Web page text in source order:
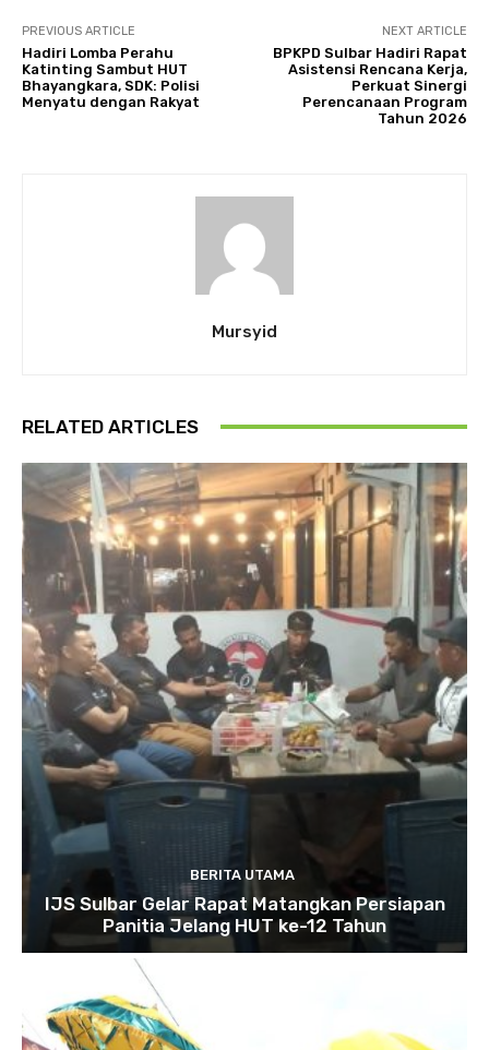
PREVIOUS ARTICLE
Hadiri Lomba Perahu
Katinting Sambut HUT
Bhayangkara, SDK: Polisi
Menyatu dengan Rakyat
NEXT ARTICLE
BPKPD Sulbar Hadiri Rapat
Asistensi Rencana Kerja,
Perkuat Sinergi
Perencanaan Program
Tahun 2026
Mursyid
RELATED ARTICLES
BERITA UTAMA
IJS Sulbar Gelar Rapat Matangkan Persiapan
Panitia Jelang HUT ke-12 Tahun